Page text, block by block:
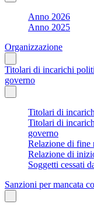
Anno 2026
Anno 2025
Organizzazione
Titolari di incarichi
governo
Titolari di
Titolari di
governo
Relazione di fine
Relazione di
Soggetti cessati
Sanzioni per mancata